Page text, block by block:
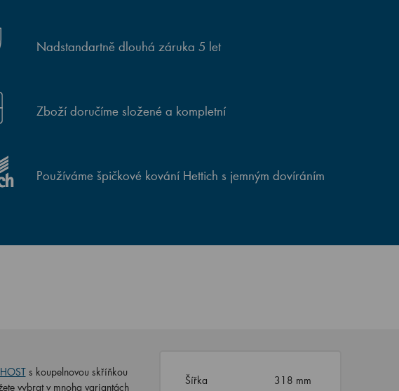
Nadstandartně dlouhá záruka 5 let
Zboží doručíme složené a kompletní
Používáme špičkové kování Hettich s jemným dovíráním
s koupelnovou skříňkou
vybrat v mnoha variantách
Šířka
318 mm